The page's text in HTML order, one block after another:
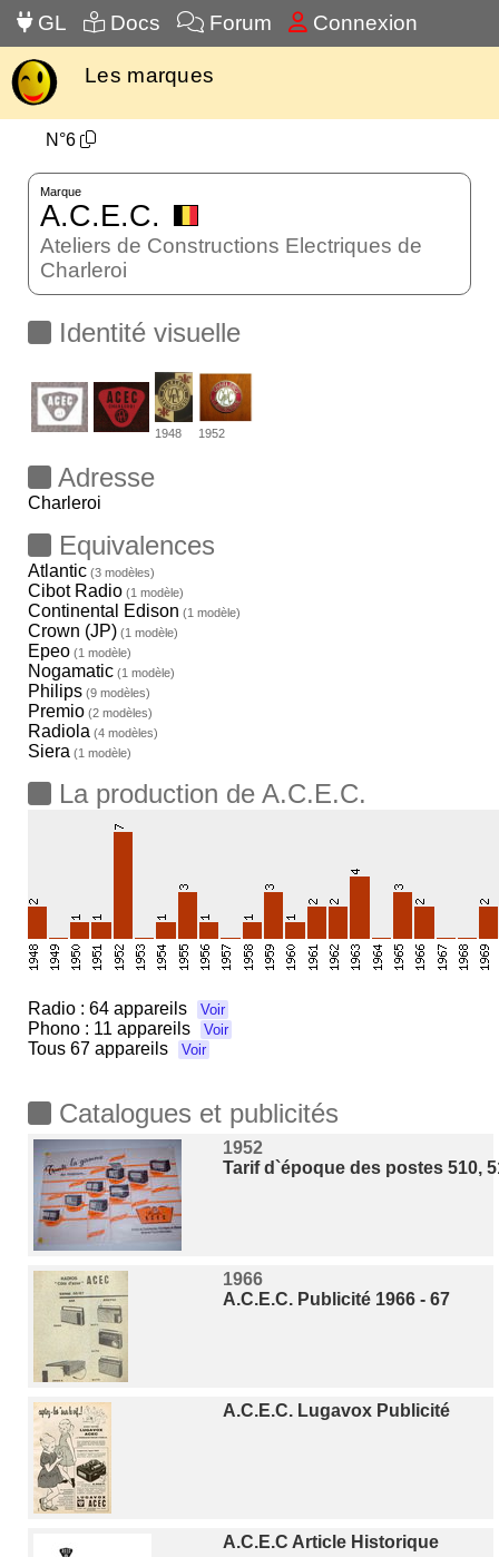
GL Docs Forum Connexion
Les marques
N°6
Marque
A.C.E.C.
Ateliers de Constructions Electriques de
Charleroi
Identité visuelle
1948 1952
Adresse
Charleroi
Equivalences
Atlantic (3 modèles)
Cibot Radio (1 modèle)
Continental Edison (1 modèle)
Crown (JP) (1 modèle)
Epeo (1 modèle)
Nogamatic (1 modèle)
Philips (9 modèles)
Premio (2 modèles)
Radiola (4 modèles)
Siera (1 modèle)
La production de A.C.E.C.
Radio : 64 appareils Voir
Phono : 11 appareils Voir
Tous 67 appareils Voir
Catalogues et publicités
1952
Tarif d`époque des postes 510,
1966
A.C.E.C. Publicité 1966 - 67
A.C.E.C. Lugavox Publicité
A.C.E.C Article Historique